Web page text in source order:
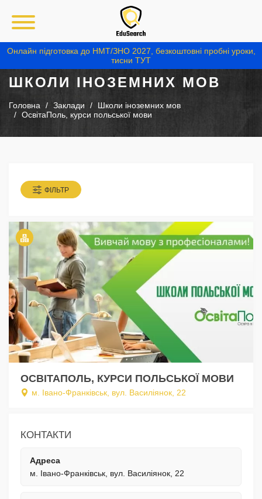
Онлайн підготовка до НМТ/ЗНО 2027, безкоштовні пробні уроки,
тисни ТУТ
ШКОЛИ ІНОЗЕМНИХ МОВ
Головна Заклади
Школи іноземних мов
ОсвітаПоль, курси польської мови
ФІЛЬТР
ОСВІТАПОЛЬ, КУРСИ ПОЛЬСЬКОЇ МОВИ
м. Івано-Франківськ, вул. Василіянок, 22
КОНТАКТИ
Адреса
м. Івано-Франківськ, вул. Василіянок, 22